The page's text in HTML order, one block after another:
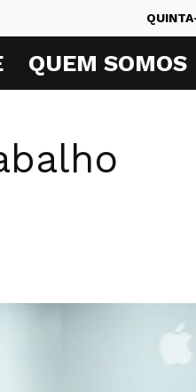
QUEM SOMOS